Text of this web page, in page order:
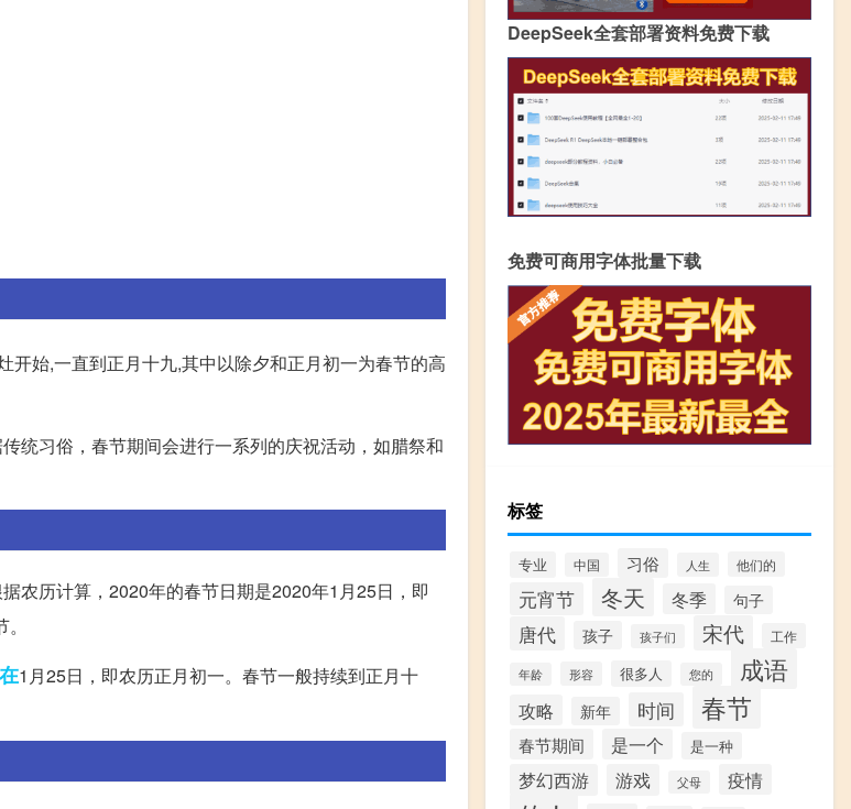
始,一直到正月十九,其中以除夕和正月初一为春节的高
统习俗，春节期间会进行一系列的庆祝活动，如腊祭和
农历计算，2020年的春节日期是2020年1月25日，即
1月25日，即农历正月初一。春节一般持续到正月十
DeepSeek全套部署资料免费下载
免费可商用字体批量下载
标签
专业 中国 习俗 人生 他们的
元宵节 冬天 冬季 句子
唐代 孩子 孩子们 宋代 工作
年龄 形容 很多人 您的 成语
攻略 新年 时间 春节
春节期间 是一个 是一种
梦幻西游 游戏 父母 疫情